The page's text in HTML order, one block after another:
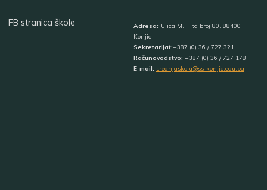
FB stranica škole Adresa: Ulica M. Tita broj 80, 88400
Konjic
Sekretarijat:+387 (0) 36 / 727 321
Računovodstvo: +387 (0) 36 / 727 178
E-mail: srednjaskola@ss-konjic.edu.ba